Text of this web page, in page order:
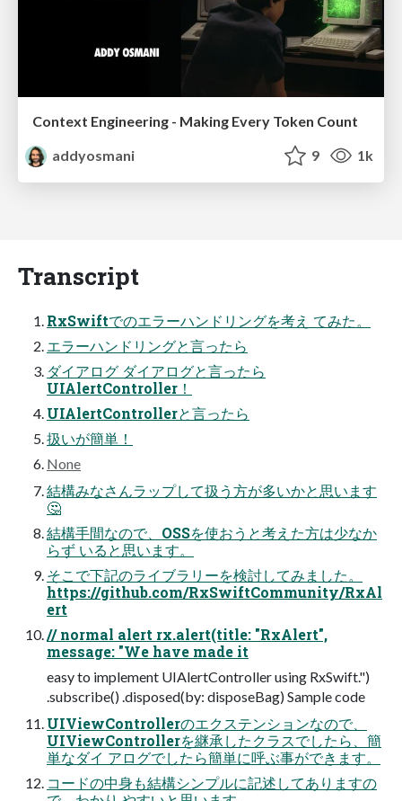
Context Engineering - Making Every Token Count
addyosmani
9 1k
Transcript
RxSwiftでのエラーハンドリングを考え てみた。
エラーハンドリングと言ったら
ダイアログ ダイアログと言ったら
UIAlertController！
UIAlertControllerと言ったら
扱いが簡単！
None
結構みなさんラップして扱う方が多いかと思います
🤔
結構手間なので、OSSを使おうと考えた方は少なか
らず いると思います。
そこで下記のライブラリーを検討してみました。
https://github.com/RxSwiftCommunity/RxAl
ert
// normal alert rx.alert(title: "RxAlert",
message: "We have made it
easy to implement UIAlertController using RxSwift.")
.subscribe() .disposed(by: disposeBag) Sample code
UIViewControllerのエクステンションなので、
UIViewControllerを継承したクラスでしたら、簡
単なダイ アログでしたら簡単に呼ぶ事ができます。
コードの中身も結構シンプルに記述してありますの